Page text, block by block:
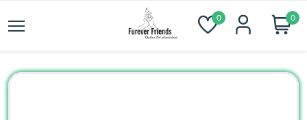
0 0